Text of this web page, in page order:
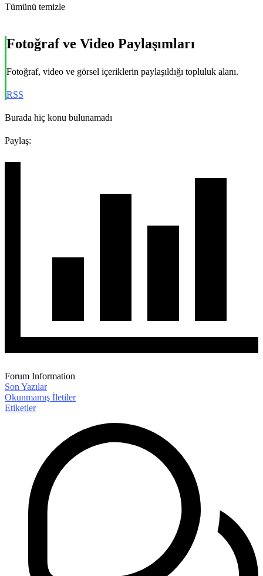
Tümünü temizle
Fotoğraf ve Video Paylaşımları
Fotoğraf, video ve görsel içeriklerin paylaşıldığı topluluk alanı.
RSS
Burada hiç konu bulunamadı
Paylaş:
Forum Information
Son Yazılar
Okunmamış İletiler
Etiketler